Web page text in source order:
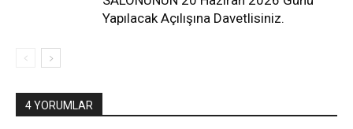
Yapılacak Açılışına Davetlisiniz.
4 YORUMLAR